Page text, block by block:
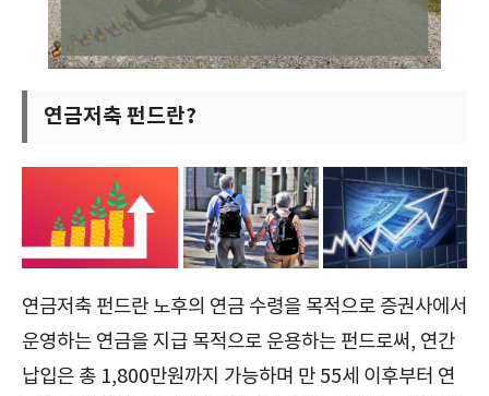
연금저축 펀드란?
연금저축 펀드란 노후의 연금 수령을 목적으로 증권사에서
운영하는 연금을 지급 목적으로 운용하는 펀드로써, 연간
납입은 총 1,800만원까지 가능하며 만 55세 이후부터 연